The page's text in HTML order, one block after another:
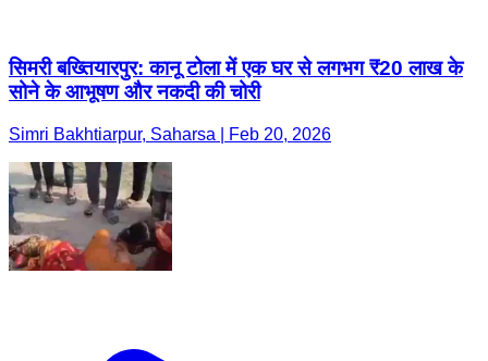
सिमरी बख्तियारपुर: कानू टोला में एक घर से लगभग ₹20 लाख के
सोने के आभूषण और नकदी की चोरी
Simri Bakhtiarpur, Saharsa | Feb 20, 2026